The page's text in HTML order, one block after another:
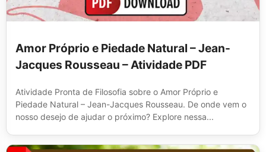
Amor Próprio e Piedade Natural – Jean-
Jacques Rousseau – Atividade PDF
Atividade Pronta de Filosofia sobre o Amor Próprio e
Piedade Natural – Jean-Jacques Rousseau. De onde vem o
nosso desejo de ajudar o próximo? Explore nessa...